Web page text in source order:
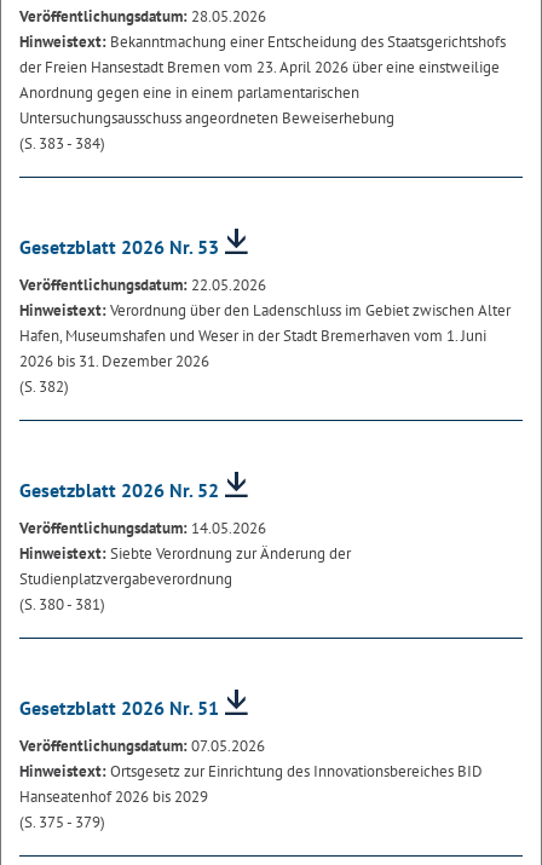
Veröffentlichungsdatum: 28.05.2026
Hinweistext: Bekanntmachung einer Entscheidung des Staatsgerichtshofs
der Freien Hansestadt Bremen vom 23. April 2026 über eine einstweilige
Anordnung gegen eine in einem parlamentarischen
Untersuchungsausschuss angeordneten Beweiserhebung
(S. 383 - 384)
Gesetzblatt 2026 Nr. 53
Veröffentlichungsdatum: 22.05.2026
Hinweistext:Verordnung über den Ladenschluss im Gebiet zwischen Alter
Hafen, Museumshafen und Weser in der Stadt Bremerhaven vom 1. Juni
2026 bis 31. Dezember 2026
(S. 382)
Gesetzblatt 2026 Nr. 52
Veröffentlichungsdatum: 14.05.2026
Hinweistext:Siebte Verordnung zur Änderung der
Studienplatzvergabeverordnung
(S. 380 - 381)
Gesetzblatt 2026 Nr. 51
Veröffentlichungsdatum:07.05.2026
Hinweistext:Ortsgesetz zur Einrichtung des Innovationsbereiches BID
Hanseatenhof 2026 bis 2029
(S. 375 - 379)